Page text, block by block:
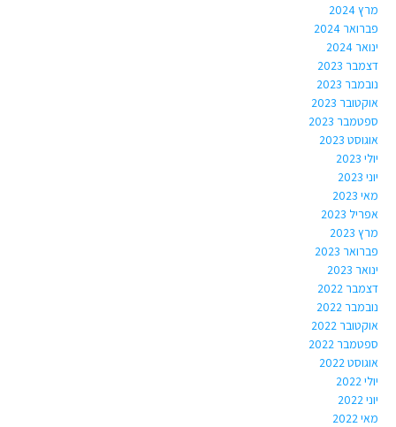
מרץ 2024
פברואר 2024
ינואר 2024
דצמבר 2023
נובמבר 2023
אוקטובר 2023
ספטמבר 2023
אוגוסט 2023
יולי 2023
יוני 2023
מאי 2023
אפריל 2023
מרץ 2023
פברואר 2023
ינואר 2023
דצמבר 2022
נובמבר 2022
אוקטובר 2022
ספטמבר 2022
אוגוסט 2022
יולי 2022
יוני 2022
מאי 2022